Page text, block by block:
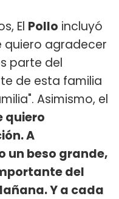
El Pollo incluyó
quiero agradecer
parte del
de esta familia
Asimismo, el
quiero
A
un beso grande,
del
Y a cada